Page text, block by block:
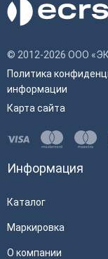
© 2012-2026 ООО
Политика
информации
Карта сайта
Информация
Каталог
Маркировка
О компании